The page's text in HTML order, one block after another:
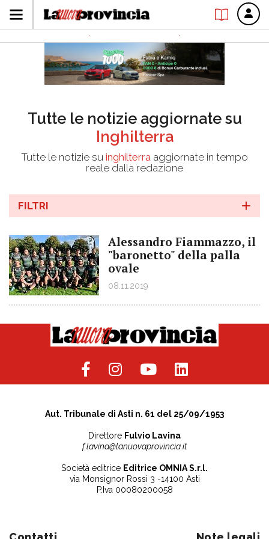
Tutte le notizie aggiornate su
Inghilterra
Tutte le notizie su inghilterra aggiornate in tempo
reale dalla redazione
FILTRI
Alessandro Fiammazzo, il
"baronetto" della palla
ovale
08.11.2019
Aut. Tribunale di Asti n. 61 del 25/09/1953
Direttore Fulvio Lavina
f.lavina@lanuovaprovincia.it
Società editrice Editrice OMNIA S.r.l.
via Monsignor Rossi 3 -14100 Asti
P.Iva 00080200058